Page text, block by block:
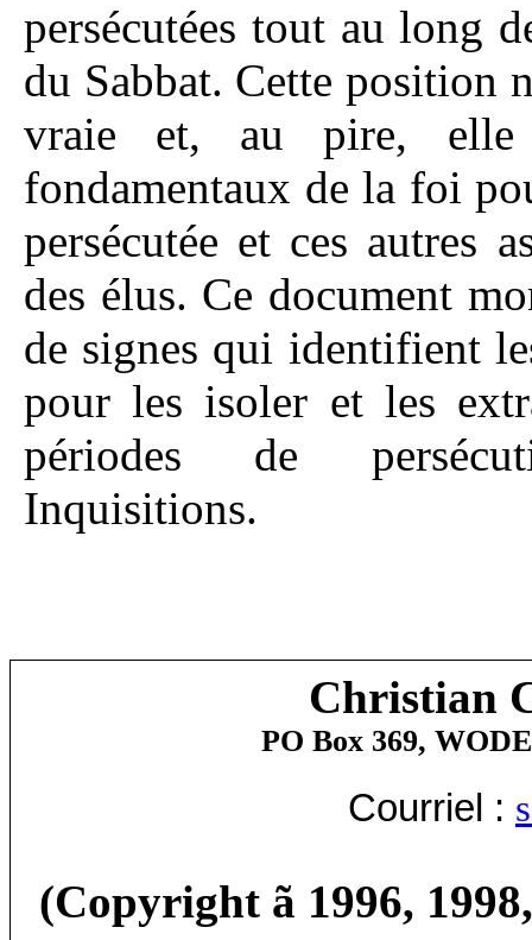
persécutées tout au long
du Sabbat. Cette position
vraie et, au pire, elle
fondamentaux de la foi
persécutée et ces autres
des élus. Ce document
de signes qui identifient
pour les isoler et les
périodes de
Inquisitions.
Christian
PO Box 369,
Courriel :
(Copyright ã 1996,